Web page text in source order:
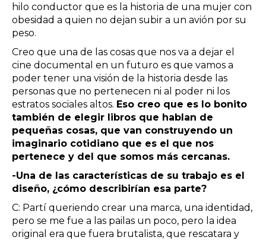
hilo conductor que es la historia de una mujer con
obesidad a quien no dejan subir a un avión por su
peso.
Creo que una de las cosas que nos va a dejar el
cine documental en un futuro es que vamos a
poder tener una visión de la historia desde las
personas que no pertenecen ni al poder ni los
estratos sociales altos. Eso creo que es lo bonito
también de elegir libros que hablan de
pequeñas cosas, que van construyendo un
imaginario cotidiano que es el que nos
pertenece y del que somos más cercanas.
-Una de las características de su trabajo es el
diseño, ¿cómo describirían esa parte?
C: Partí queriendo crear una marca, una identidad,
pero se me fue a las pailas un poco, pero la idea
original era que fuera brutalista, que rescatara y